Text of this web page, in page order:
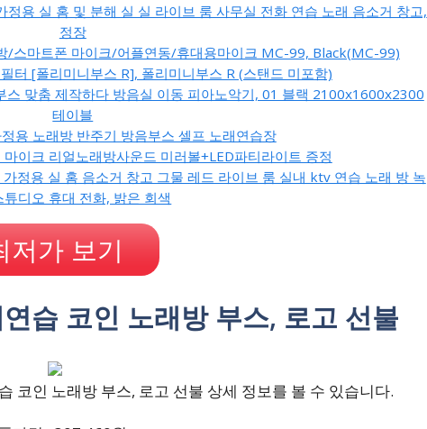
용 실 홈 및 분해 실 실 라이브 룸 사무실 전화 연습 노래 음소거 창고,
정장
/스마트폰 마이크/어플연동/휴대용마이크 MC-99, Black(MC-99)
터 [폴리미니부스 R], 폴리미니부스 R (스탠드 미포함)
스 맞춤 제작하다 방음실 이동 피아노악기, 01 블랙 2100x1600x2300
테이블
용 노래방 반주기 방음부스 셀프 노래연습장
이크 리얼노래방사운드 미러볼+LED파티라이트 증정
정용 실 홈 음소거 창고 그물 레드 라이브 룸 실내 ktv 연습 노래 방 녹
튜디오 휴대 전화, 밝은 회색
저가 보기
습 코인 노래방 부스, 로고 선불
코인 노래방 부스, 로고 선불 상세 정보를 볼 수 있습니다.